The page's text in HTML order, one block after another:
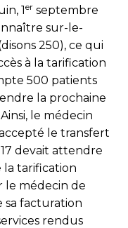
1er septembre
sur-le-
250), ce qui
à la tarification
500 patients
la prochaine
le médecin
le transfert
devait attendre
la tarification
le médecin de
facturation
rendus